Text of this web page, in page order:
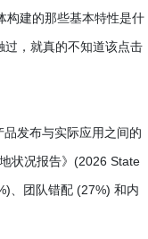
构建的那些基本特性是什
，就真的不知道该点击
发布与实际应用之间的
状况报告》(2026 State
、团队错配 (27%) 和内